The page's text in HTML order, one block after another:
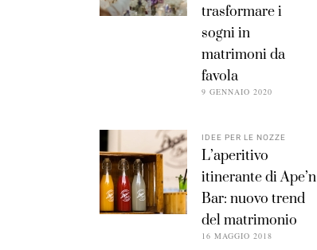
trasformare i
sogni in
matrimoni da
favola
9 GENNAIO 2020
IDEE PER LE NOZZE
L’aperitivo
itinerante di Ape’n
Bar: nuovo trend
del matrimonio
16 MAGGIO 2018